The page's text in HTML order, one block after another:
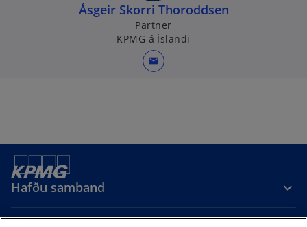
Ásgeir Skorri Thoroddsen
Partner
KPMG á Íslandi
mail
Hafðu samband